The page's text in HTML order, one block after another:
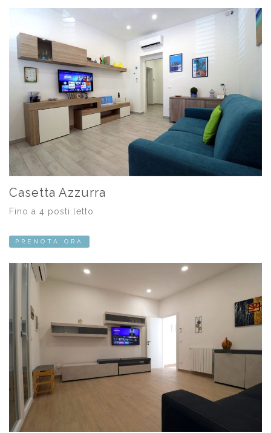
Casetta Azzurra
Fino a 4 posti letto
PRENOTA ORA